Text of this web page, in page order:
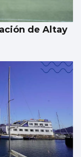
de Altay